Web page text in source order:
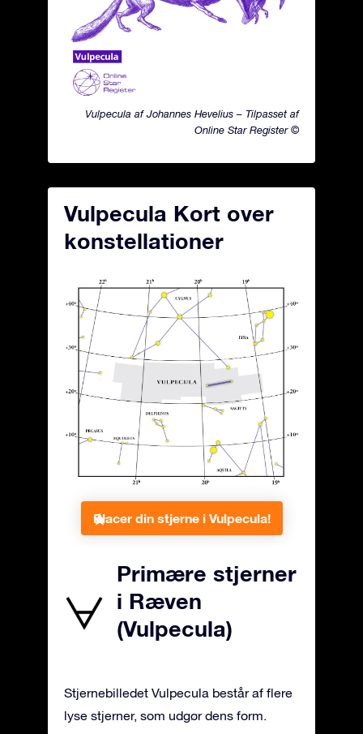
Vulpecula af Johannes Hevelius – Tilpasset af
Online Star Register ©
Vulpecula Kort over
konstellationer
Placer din stjerne i Vulpecula!
Primære stjerner
i Ræven
(Vulpecula)
Stjernebilledet Vulpecula består af flere
lyse stjerner, som udgør dens form.